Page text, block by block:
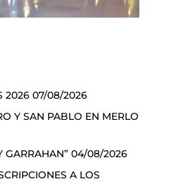
2026 07/08/2026
Y SAN PABLO EN MERLO
GARRAHAN” 04/08/2026
A LOS